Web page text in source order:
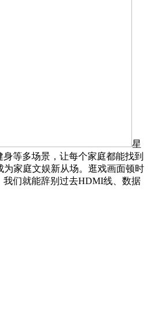
星
等多场景，让每个家庭都能找到
家庭文娱新从场。逛戏画面顿时
我们就能辞别过去HDMI线、数据